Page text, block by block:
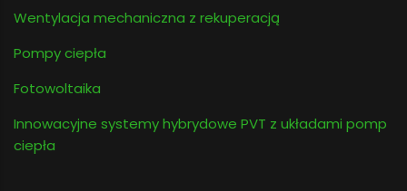
Wentylacja mechaniczna z rekuperacją
Pompy ciepła
Fotowoltaika
Innowacyjne systemy hybrydowe PVT z układami pomp
ciepła